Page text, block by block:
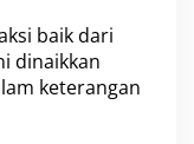
baik dari
dinaikkan
keterangan